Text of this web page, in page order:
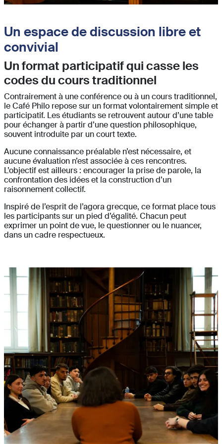
Un espace de discussion libre et
convivial
Un format participatif qui casse les
codes du cours traditionnel
Contrairement à une conférence ou à un cours traditionnel,
le Café Philo repose sur un format volontairement simple et
participatif. Les étudiants se retrouvent autour d’une table
pour échanger à partir d’une question philosophique,
souvent introduite par un court texte.
Aucune connaissance préalable n’est nécessaire, et
aucune évaluation n’est associée à ces rencontres.
L’objectif est ailleurs : encourager la prise de parole, la
confrontation des idées et la construction d’un
raisonnement collectif.
Inspiré de l’esprit de l’agora grecque, ce format place tous
les participants sur un pied d’égalité. Chacun peut
exprimer un point de vue, le questionner ou le nuancer,
dans un cadre respectueux.